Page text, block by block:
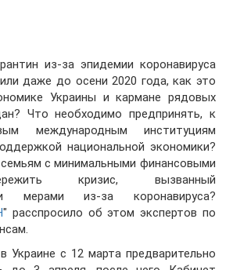
из-за эпидемии коронавируса
даже до осени 2020 года, как это
Украины и кармане рядовых
Что необходимо предпринять, к
международным институциям
национальной экономики?
с минимальными финансовыми
кризис, вызванный
мерами из-за коронавируса?
" расспросило об этом экспертов по
Украине с 12 марта предварительно